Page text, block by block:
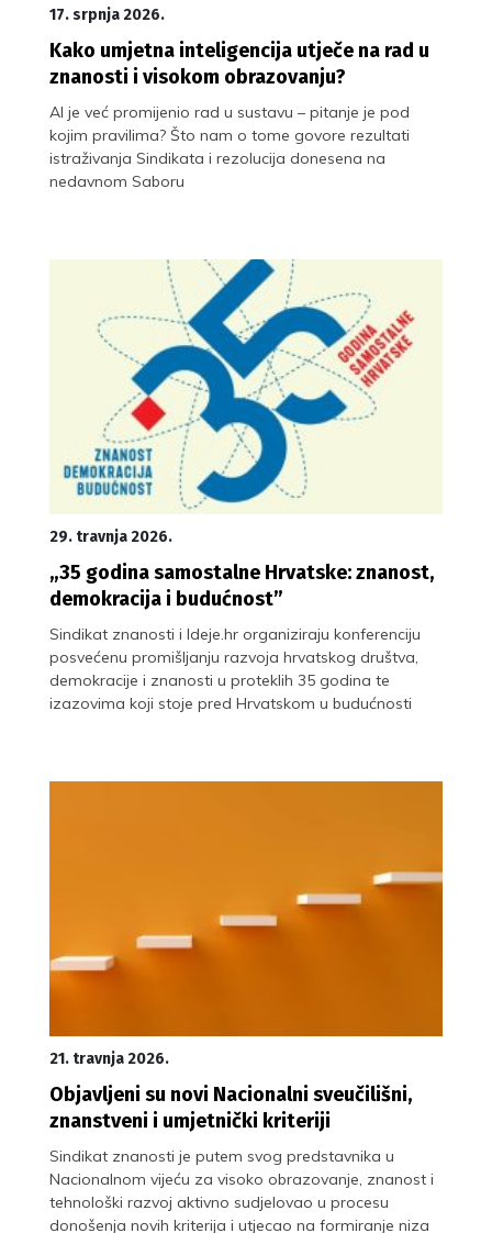
17. srpnja 2026.
Kako umjetna inteligencija utječe na rad u
znanosti i visokom obrazovanju?
AI je već promijenio rad u sustavu – pitanje je pod
kojim pravilima? Što nam o tome govore rezultati
istraživanja Sindikata i rezolucija donesena na
nedavnom Saboru
29. travnja 2026.
„35 godina samostalne Hrvatske: znanost,
demokracija i budućnost”
Sindikat znanosti i Ideje.hr organiziraju konferenciju
posvećenu promišljanju razvoja hrvatskog društva,
demokracije i znanosti u proteklih 35 godina te
izazovima koji stoje pred Hrvatskom u budućnosti
21. travnja 2026.
Objavljeni su novi Nacionalni sveučilišni,
znanstveni i umjetnički kriteriji
Sindikat znanosti je putem svog predstavnika u
Nacionalnom vijeću za visoko obrazovanje, znanost i
tehnološki razvoj aktivno sudjelovao u procesu
donošenja novih kriterija i utjecao na formiranje niza